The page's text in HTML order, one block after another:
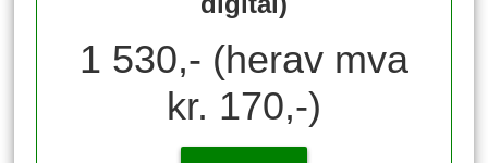
1 530,- (herav mva
kr. 170,-)